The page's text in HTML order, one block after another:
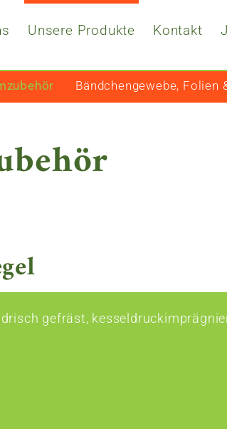
Unsere Produkte Kontakt
Bändchengewebe, Folien
gefräst,